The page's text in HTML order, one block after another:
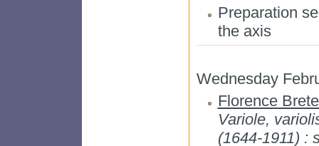
Preparation
the axis
Wednesday
Florence
Variole,
(1644-1911) :